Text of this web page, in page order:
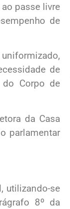
passe livre
de
de
Corpo de
da Casa
parlamentar
utilizando-se
8º da